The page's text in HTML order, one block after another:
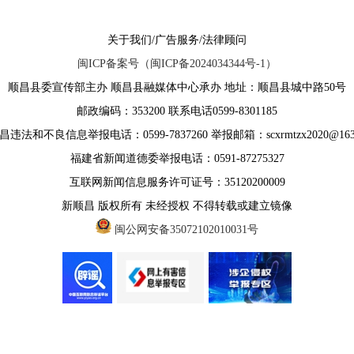
关于我们/广告服务/法律顾问
闽ICP备案号（闽ICP备2024034344号-1）
顺昌县委宣传部主办 顺昌县融媒体中心承办 地址：顺昌县城中路50号
邮政编码：353200 联系电话0599-8301185
违法和不良信息举报电话：0599-7837260 举报邮箱：
福建省新闻道德委举报电话：0591-87275327
互联网新闻信息服务许可证号：35120200009
新顺昌 版权所有 未经授权 不得转载或建立镜像
闽公网安备35072102010031号